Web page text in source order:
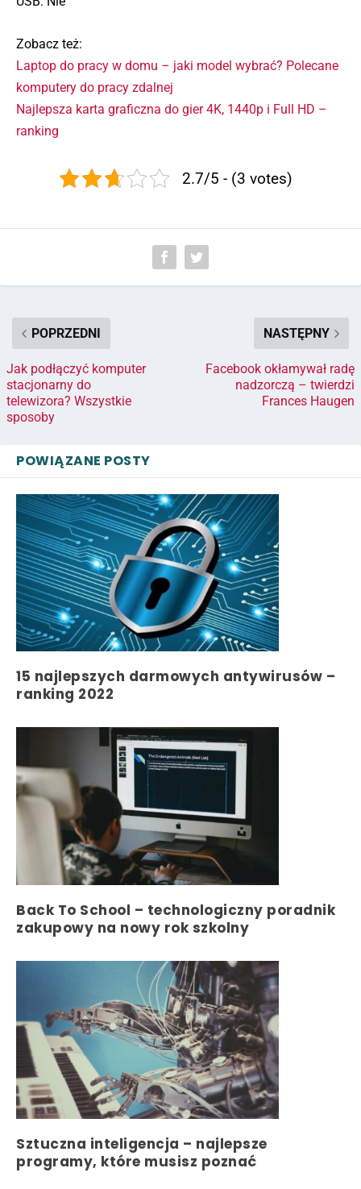
Zobacz też:
Laptop do pracy w domu – jaki model wybrać? Polecane
komputery do pracy zdalnej
Najlepsza karta graficzna do gier 4K, 1440p i Full HD –
ranking
2.7/5 - (3 votes)
POPRZEDNI
Jak podłączyć komputer
stacjonarny do
telewizora? Wszystkie
sposoby
NASTĘPNY
Facebook okłamywał radę
nadzorczą – twierdzi
Frances Haugen
POWIĄZANE POSTY
15 najlepszych darmowych antywirusów –
ranking 2022
Back To School – technologiczny poradnik
zakupowy na nowy rok szkolny
Sztuczna inteligencja – najlepsze
programy, które musisz poznać